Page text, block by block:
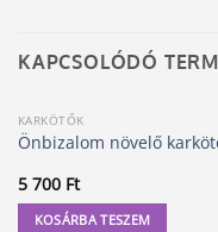
KAPCSOLÓDÓ
KARKÖTŐK
Önbizalom növelő
5 700 Ft
KOSÁRBA TESZEM